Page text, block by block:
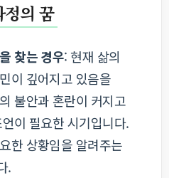
의 꿈
찾는 경우: 현재 삶의
이 깊어지고 있음을
불안과 혼란이 커지고
이 필요한 시기입니다.
한 상황임을 알려주는
.